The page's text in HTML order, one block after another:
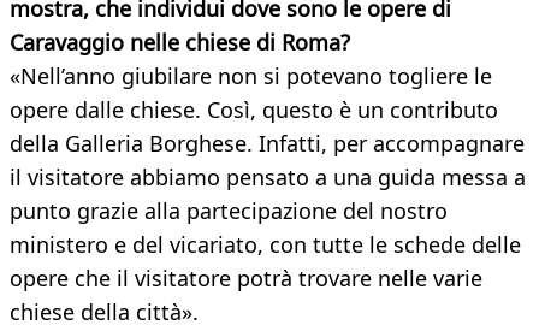
mostra, che individui dove sono le opere di
Caravaggio nelle chiese di Roma?
«Nell’anno giubilare non si potevano togliere le
opere dalle chiese. Così, questo è un contributo
della Galleria Borghese. Infatti, per accompagnare
il visitatore abbiamo pensato a una guida messa a
punto grazie alla partecipazione del nostro
ministero e del vicariato, con tutte le schede delle
opere che il visitatore potrà trovare nelle varie
chiese della città».